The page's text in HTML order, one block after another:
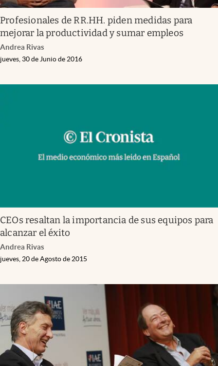
Profesionales de RR.HH. piden medidas para
mejorar la productividad y sumar empleos
Andrea Rivas
jueves, 30 de Junio de 2016
CEOs resaltan la importancia de sus equipos para
alcanzar el éxito
Andrea Rivas
jueves, 20 de Agosto de 2015